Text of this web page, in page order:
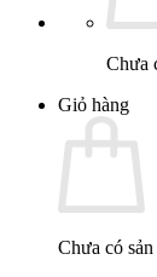
Chưa
Giỏ hàng
Chưa có